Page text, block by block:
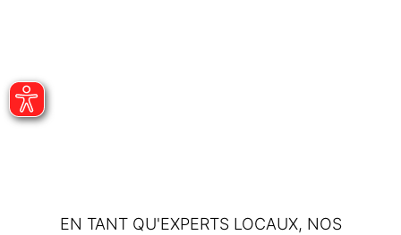
EN TANT QU'EXPERTS LOCAUX, NOS